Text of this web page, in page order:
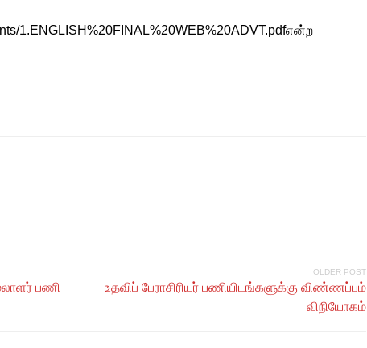
1.ENGLISH%20FINAL%20WEB%20ADVT.pdfஎன்ற
பணி
OLDER POST
உதவிப் பேராசிரியர் பணியிடங்களுக்கு விண்ணப்பம்
விநியோகம்